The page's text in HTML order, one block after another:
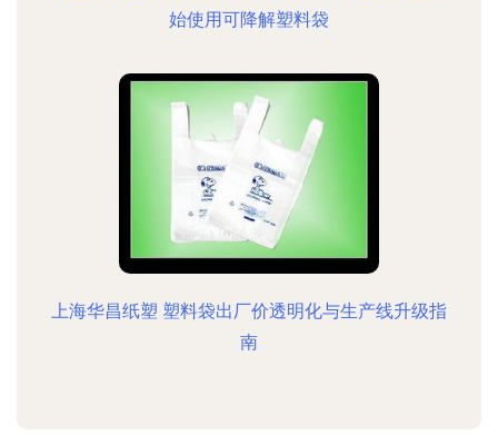
始使用可降解塑料袋
上海华昌纸塑 塑料袋出厂价透明化与生产线升级指
南